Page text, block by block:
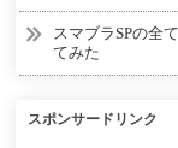
スマブラSPの全
てみた
スポンサードリンク